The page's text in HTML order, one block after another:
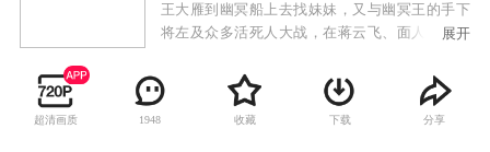
王大雁到幽冥船上去找妹妹，又与幽冥王的手下
将左及众多活死人大战，在蒋云飞、面人爷爷、
小柔告知王大雁，妹妹没有死，而是被幽冥王带
到了魔域。王大雁不顾众人的劝说，前往魔域找
妹妹，蛟鲨认为小柔是奸细，在途中又遇到伏
展开
超清画质 1948 收藏 下载 分享